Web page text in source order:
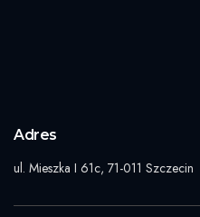
Adres
ul. Mieszka I 61c, 71-011 Szczecin